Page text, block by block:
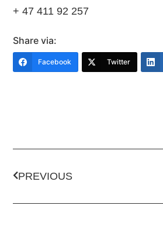
+ 47 411 92 257
Share via:
Facebook Twitter
PREVIOUS